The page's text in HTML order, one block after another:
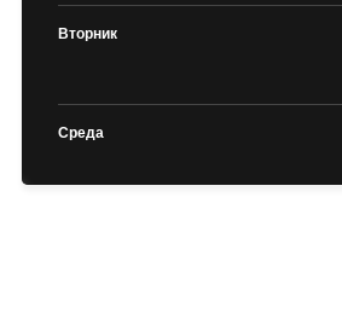
Вторник
Среда